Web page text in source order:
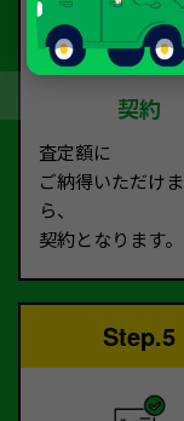
契約
査定額に
ご納得いただけ
ら、
契約となります。
Step.5